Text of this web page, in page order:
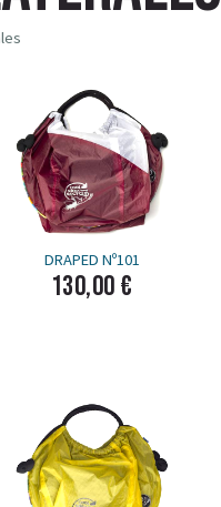
DRAPED Nº101
130,00 €